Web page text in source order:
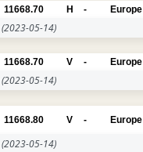
11668.70 H - Europe
(2023-05-14)
11668.70 V - Europe
(2023-05-14)
11668.80 V - Europe
(2023-05-14)